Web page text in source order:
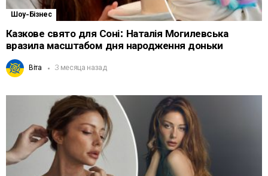
Шоу-Бізнес
Казкове свято для Соні: Наталія Могилевська
вразила масштабом дня народження доньки
Віта 3 месяца назад